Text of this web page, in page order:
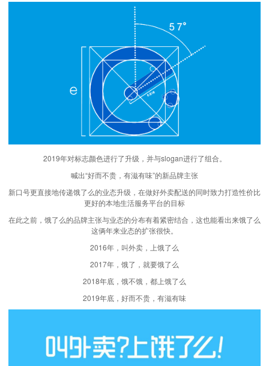
2019年对标志颜色进行了升级，并与slogan进行了组合。
喊出“好而不贵，有滋有味”的新品牌主张
新口号更直接地传递饿了么的业态升级，在做好外卖配送的同时致力打造性价比
更好的本地生活服务平台的目标
在此之前，饿了么的品牌主张与业态的分布有着紧密结合，这也能看出来饿了么
这俩年来业态的扩张很快。
2016年，叫外卖，上饿了么
2017年，饿了，就要饿了么
2018年底，饿不饿，都上饿了么
2019年底，好而不贵，有滋有味